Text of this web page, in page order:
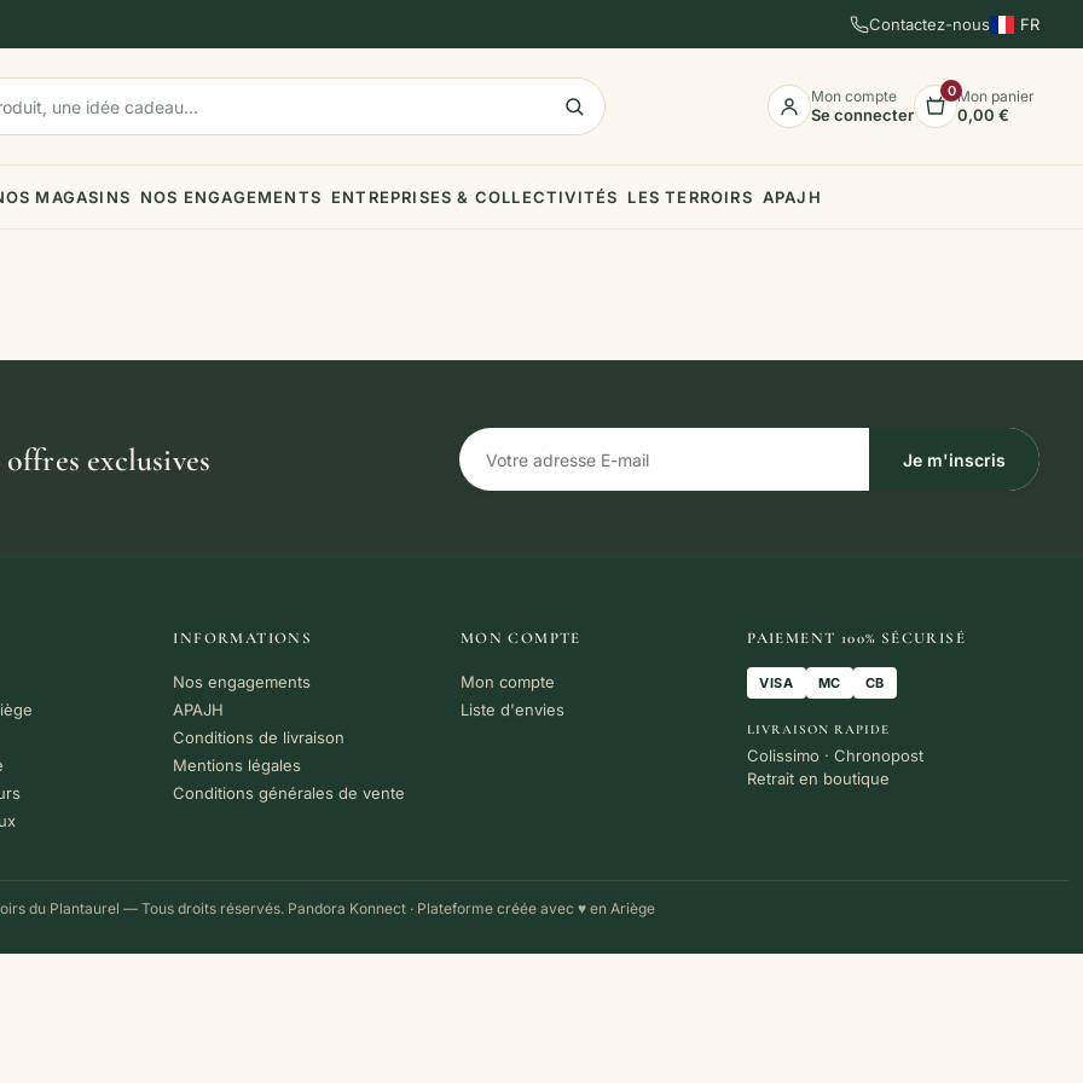
Contactez-nous
FR
EN
Mon compte
Se connecter
0Mon panier
0,00 €
MAGASINS NOS ENGAGEMENTS ENTREPRISES & COLLECTIVITÉS LES TERROIRS APAJH
exclusives Je m'inscris
INFORMATIONS
Nos engagements
APAJH
Conditions de livraison
Mentions légales
Conditions générales de vente
MON COMPTE
Mon compte
Liste d'envies
PAIEMENT 100% SÉCURISÉ
VISA MC CB
LIVRAISON RAPIDE
Colissimo · Chronopost
Retrait en boutique
du Plantaurel — Tous droits réservés. Pandora Konnect· Plateforme créée avec ♥ en Ariège